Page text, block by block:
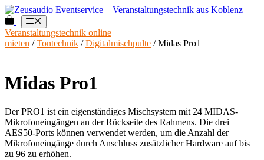
Zum
Inhalt
springen
Menü
Veranstaltungstechnik online
mieten /Tontechnik /Digitalmischpulte / Midas Pro1
Midas Pro1
Der PRO1 ist ein eigenständiges Mischsystem mit 24 MIDAS-
Mikrofoneingängen an der Rückseite des Rahmens. Die drei
AES50-Ports können verwendet werden, um die Anzahl der
Mikrofoneingänge durch Anschluss zusätzlicher Hardware auf bis
zu 96 zu erhöhen.